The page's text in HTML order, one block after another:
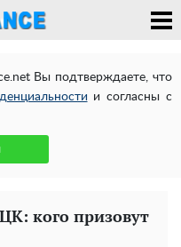
Вы подтверждаете, что
и согласны с
кого призовут